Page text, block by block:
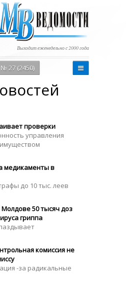
Выходит еженедельно с 2000 года
27 (2450)
проверки
управления
медикаменты в
до 10 тыс. леев
50 тысяч доз
гриппа
комиссия не
-за радикальные